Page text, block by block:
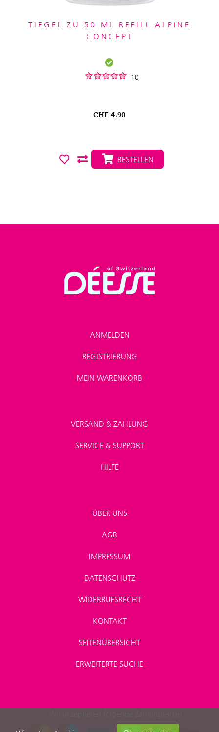
TIEGEL ZU 50 ML REFILL ALPINE
CONCEPT
10
CHF 4.90
BESTELLEN
ANMELDEN
REGISTRIERUNG
MEIN WARENKORB
VERSAND & ZAHLUNG
SERVICE & SUPPORT
HILFE
ÜBER UNS
AGB
IMPRESSUM
DATENSCHUTZ
WIDERRUFSRECHT
KONTAKT
SEITENÜBERSICHT
ERWEITERTE SUCHE